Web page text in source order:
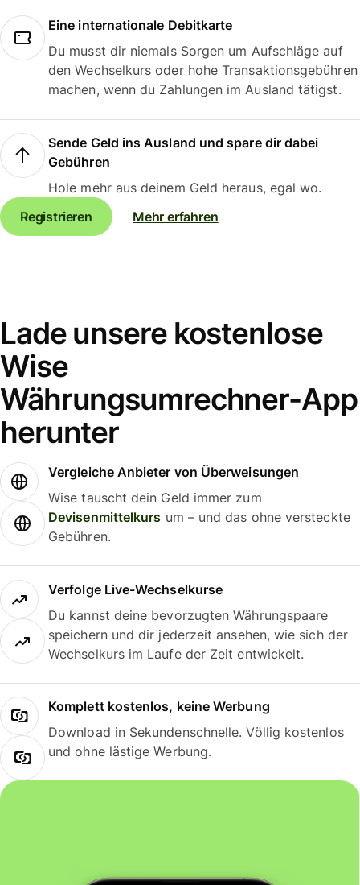
Eine internationale Debitkarte
Du musst dir niemals Sorgen um Aufschläge auf
den Wechselkurs oder hohe Transaktionsgebühren
machen, wenn du Zahlungen im Ausland tätigst.
Sende Geld ins Ausland und spare dir dabei
Gebühren
Hole mehr aus deinem Geld heraus, egal wo.
Registrieren
Mehr erfahren
Lade unsere kostenlose
Wise
Währungsumrechner-App
herunter
Vergleiche Anbieter von Überweisungen
Wise tauscht dein Geld immer zum
Devisenmittelkurs um – und das ohne versteckte
Gebühren.
Verfolge Live-Wechselkurse
Du kannst deine bevorzugten Währungspaare
speichern und dir jederzeit ansehen, wie sich der
Wechselkurs im Laufe der Zeit entwickelt.
Komplett kostenlos, keine Werbung
Download in Sekundenschnelle. Völlig kostenlos
und ohne lästige Werbung.